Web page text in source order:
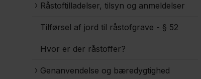
Råstoftilladelser, tilsyn og anmeldelser
Tilførsel af jord til råstofgrave - § 52
Hvor er der råstoffer?
Genanvendelse og bæredygtighed